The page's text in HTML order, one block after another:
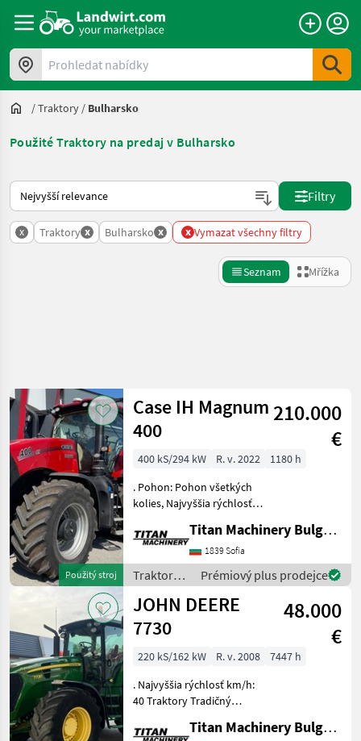
Prohledat nabídky
/Traktory / Bulharsko
Použité Traktory na predaj v Bulharsko
Takto se řadí nabídky na Landwirt.com
Filtry
x Traktory x Bulharsko x x Vymazat všechny filtry
Seznam Mřížka
Kategorie 2 Země Filtry
AKTUÁLNÍ
CESTA
poľnohospodárska
technika
Traktory
VYBRAT
KATEGORII
Tradičný traktor
Špeciálne- a malé traktory
1
ZNAČKY
Obnovit
Zobrazit
výsledků
Použitý stroj
Case IH Magnum
400
210.000
€
400 kS/294 kW R. v. 2022
1180 h
. Pohon: Pohon všetkých
kolies, Najvyššia rýchlosť
traktor
Titan Machinery Bulgaria EAD
1839 Sofia
Traktory /
Case IH
Prémiový plus prodejce
JOHN DEERE
7730
48.000
€
220 kS/162 kW R. v. 2008
7447 h
. Najvyššia rýchlosť km/h:
40 Traktory Tradičný
Titan Machinery Bulgaria EAD